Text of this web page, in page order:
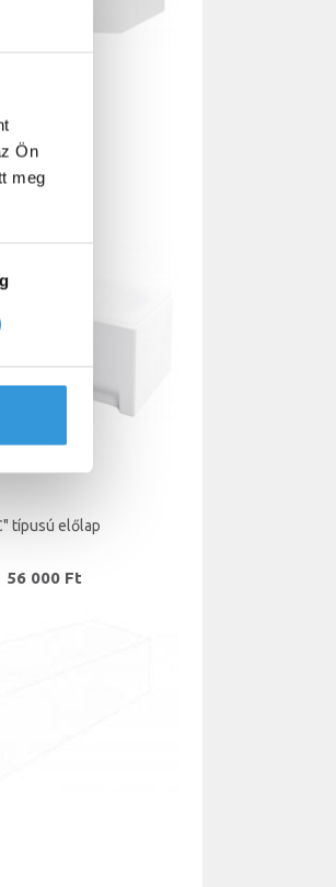
Ön
meg
Minima
típusú előlap
56 000 Ft